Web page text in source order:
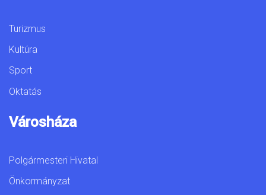
Turizmus
Kultúra
Sport
Oktatás
Városháza
Polgármesteri Hivatal
Önkormányzat